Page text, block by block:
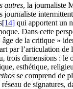
autres, la journaliste
journaliste
[14] qui apportent un
Dans cette
de la critique »
par l’articulation de
trois dimensions : le
esthétique,
se comprend de
de signatures,